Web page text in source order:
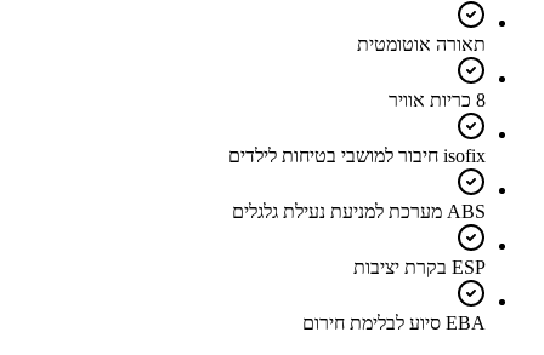
תאורה אוטומטית
8 כריות אוויר
isofix חיבור למושבי בטיחות לילדים
ABS מערכת למניעת נעילת גלגלים
ESP בקרת יציבות
EBA סיוע לבלימת חירום